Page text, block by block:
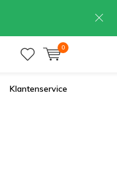
0
Klantenservice